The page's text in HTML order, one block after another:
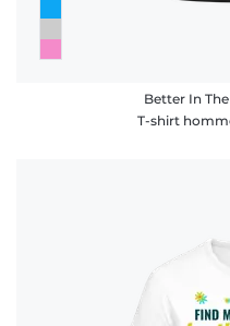
Better In
T-shirt